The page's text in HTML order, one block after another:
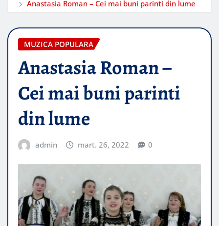
Anastasia Roman – Cei mai buni parinti din lume
MUZICA POPULARA
Anastasia Roman –
Cei mai buni parinti
din lume
admin mart. 26, 2022 0